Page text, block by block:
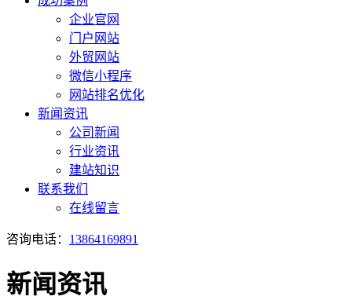
企业官网
门户网站
外贸网站
微信小程序
网站排名优化
新闻资讯
公司新闻
行业资讯
建站知识
联系我们
在线留言
咨询电话： 13864169891
新闻资讯